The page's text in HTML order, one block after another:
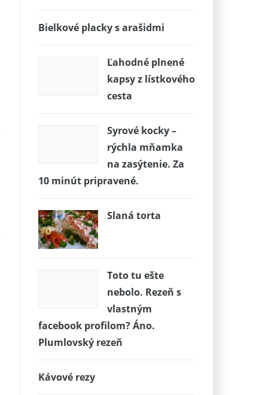
Bielkové placky s arašidmi
Ľahodné plnené
kapsy z lístkového
cesta
Syrové kocky –
rýchla mňamka
na zasýtenie. Za
10 minút pripravené.
Slaná torta
Toto tu ešte
nebolo. Rezeň s
vlastným
facebook profilom? Áno.
Plumlovský rezeň
Kávové rezy